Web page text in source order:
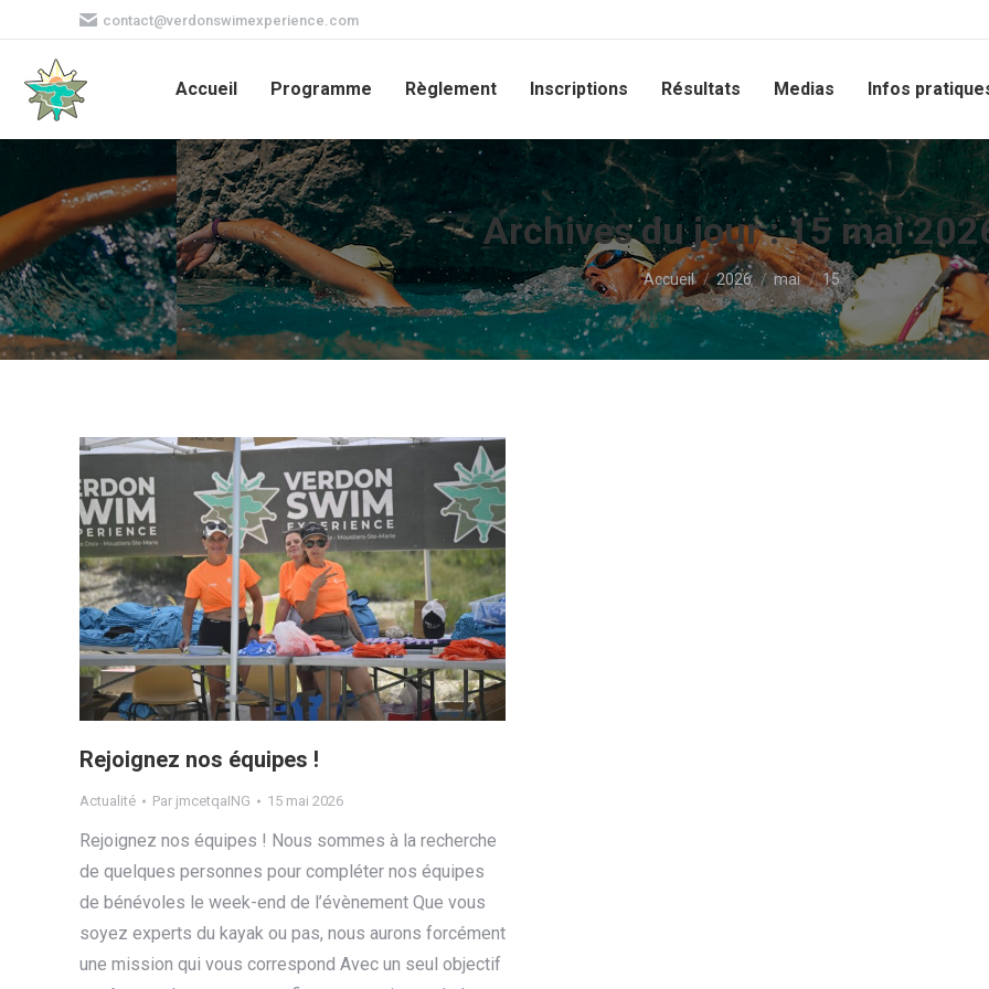
contact@verdonswimexperience.com
Accueil Programme Règlement Inscriptions Résultats Medias Infos
Archives du jour :15 mai
Vous êtes ici :
Accueil 2026 mai 15
Rejoignez nos équipes !
Actualité Par jmcetqaING 15 mai 2026
Rejoignez nos équipes ! Nous sommes à la recherche
de quelques personnes pour compléter nos équipes
de bénévoles le week-end de l’évènement Que vous
soyez experts du kayak ou pas, nous aurons forcément
une mission qui vous correspond Avec un seul objectif